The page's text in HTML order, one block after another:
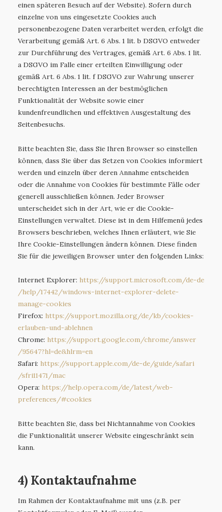
einen späteren Besuch auf der Website). Sofern durch
einzelne von uns eingesetzte Cookies auch
personenbezogene Daten verarbeitet werden, erfolgt die
Verarbeitung gemäß Art. 6 Abs. 1 lit. b DSGVO entweder
zur Durchführung des Vertrages, gemäß Art. 6 Abs. 1 lit.
a DSGVO im Falle einer erteilten Einwilligung oder
gemäß Art. 6 Abs. 1 lit. f DSGVO zur Wahrung unserer
berechtigten Interessen an der bestmöglichen
Funktionalität der Website sowie einer
kundenfreundlichen und effektiven Ausgestaltung des
Seitenbesuchs.
Bitte beachten Sie, dass Sie Ihren Browser so einstellen
können, dass Sie über das Setzen von Cookies informiert
werden und einzeln über deren Annahme entscheiden
oder die Annahme von Cookies für bestimmte Fälle oder
generell ausschließen können. Jeder Browser
unterscheidet sich in der Art, wie er die Cookie-
Einstellungen verwaltet. Diese ist in dem Hilfemenü jedes
Browsers beschrieben, welches Ihnen erläutert, wie Sie
Ihre Cookie-Einstellungen ändern können. Diese finden
Sie für die jeweiligen Browser unter den folgenden Links:
Internet Explorer: https://support.microsoft.com/de-de
/help/17442/windows-internet-explorer-delete-
manage-cookies
Firefox: https://support.mozilla.org/de/kb/cookies-
erlauben-und-ablehnen
Chrome: https://support.google.com/chrome/answer
/95647?hl=de&hlrm=en
Safari: https://support.apple.com/de-de/guide/safari
/sfri11471/mac
Opera: https://help.opera.com/de/latest/web-
preferences/#cookies
Bitte beachten Sie, dass bei Nichtannahme von Cookies
die Funktionalität unserer Website eingeschränkt sein
kann.
4) Kontaktaufnahme
Im Rahmen der Kontaktaufnahme mit uns (z.B. per